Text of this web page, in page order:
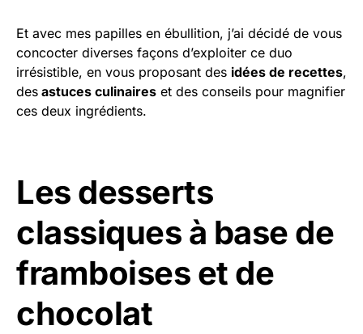
Et avec mes papilles en ébullition, j’ai décidé de vous
concocter diverses façons d’exploiter ce duo
irrésistible, en vous proposant des idées de recettes,
des astuces culinaires et des conseils pour magnifier
ces deux ingrédients.
Les desserts
classiques à base de
framboises et de
chocolat